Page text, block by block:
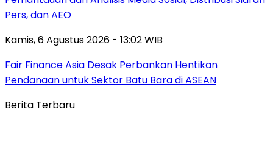
Pers, dan AEO
Kamis, 6 Agustus 2026 - 13:02 WIB
Fair Finance Asia Desak Perbankan Hentikan
Pendanaan untuk Sektor Batu Bara di ASEAN
Berita Terbaru